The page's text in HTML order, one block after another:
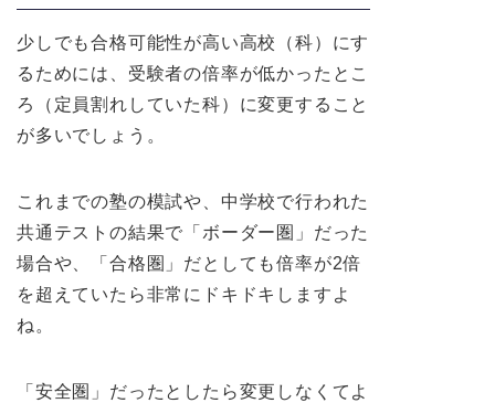
少しでも合格可能性が高い高校（科）にす
るためには、受験者の倍率が低かったとこ
ろ（定員割れしていた科）に変更すること
が多いでしょう。
これまでの塾の模試や、中学校で行われた
共通テストの結果で「ボーダー圏」だった
場合や、「合格圏」だとしても倍率が2倍
を超えていたら非常にドキドキしますよ
ね。
「安全圏」だったとしたら変更しなくてよ